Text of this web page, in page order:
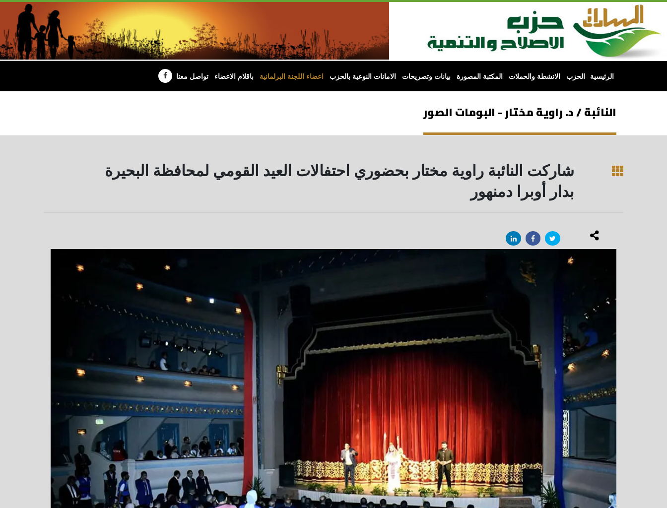
الرئيسية الحزب الانشطة والحملات المكتبة المصورة بيانات وتصريحات الامانات النوعية بالحزب اعضاء اللجنة البرلمانية باقلام الاعضاء تواصل معنا
النائبة / د. راوية مختار - البومات الصور
شاركت النائبة راوية مختار بحضوري احتفالات العيد القومي لمحافظة البحيرة
بدار أوبرا دمنهور